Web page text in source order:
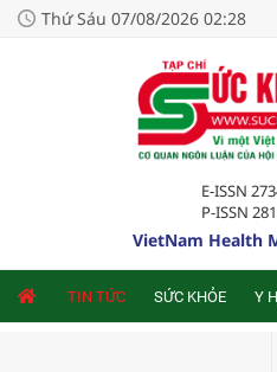
Thứ Sáu 07/08/2026 02:28
E-ISSN
P-ISSN
VietNam Health
TIN TỨC SỨC KHỎE Y